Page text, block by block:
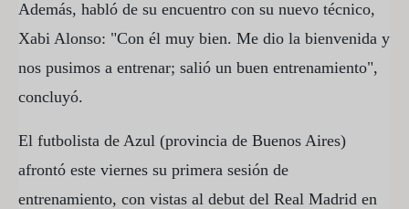
Además, habló de su encuentro con su nuevo técnico,
Xabi Alonso: "Con él muy bien. Me dio la bienvenida y
nos pusimos a entrenar; salió un buen entrenamiento",
concluyó.
El futbolista de Azul (provincia de Buenos Aires)
afrontó este viernes su primera sesión de
entrenamiento, con vistas al debut del Real Madrid en